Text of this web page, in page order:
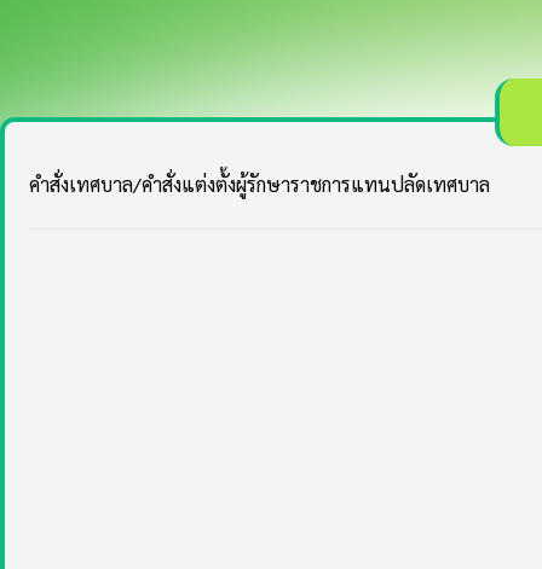
คำสั่งเทศบาล/คำสั่งแต่งตั้งผู้รักษาราชการแทนปลัดเทศบาล